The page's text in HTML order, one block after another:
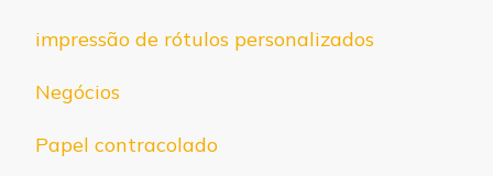
impressão de rótulos personalizados
Negócios
Papel contracolado